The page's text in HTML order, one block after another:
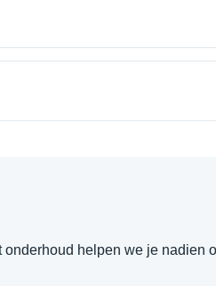
helpen we je nadien